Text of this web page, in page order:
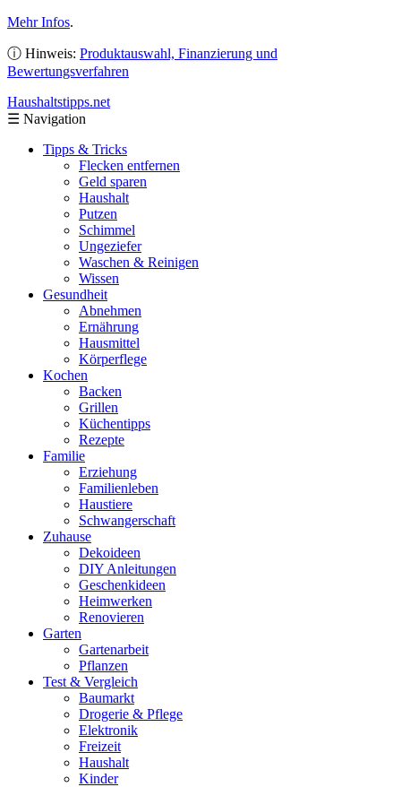
Mehr Infos.
ⓘ Hinweis: Produktauswahl, Finanzierung und
Bewertungsverfahren
Haushaltstipps.net
☰ Navigation
Tipps & Tricks
Flecken entfernen
Geld sparen
Haushalt
Putzen
Schimmel
Ungeziefer
Waschen & Reinigen
Wissen
Gesundheit
Abnehmen
Ernährung
Hausmittel
Körperflege
Kochen
Backen
Grillen
Küchentipps
Rezepte
Familie
Erziehung
Familienleben
Haustiere
Schwangerschaft
Zuhause
Dekoideen
DIY Anleitungen
Geschenkideen
Heimwerken
Renovieren
Garten
Gartenarbeit
Pflanzen
Test & Vergleich
Baumarkt
Drogerie & Pflege
Elektronik
Freizeit
Haushalt
Kinder